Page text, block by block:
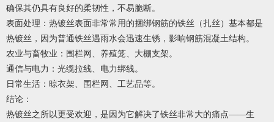
确保其仍具有良好的柔韧性，不易脆断。
表面处理：热镀丝表面非常常用的捆绑钢筋的铁丝（扎丝）基本都是
热镀丝，因为普通铁丝遇雨水会迅速生锈，影响钢筋混凝土结构。
农业与畜牧业：围栏网、养殖笼、大棚支架。
通信与电力：光缆拉线、电力绑线。
日常生活：晾衣架、围栏网、工艺品等。
结论：
热镀丝之所以更受欢迎，是因为它解决了铁丝非常大的痛点——生